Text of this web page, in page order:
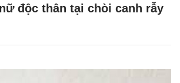
độc thân tại chòi canh rẫy